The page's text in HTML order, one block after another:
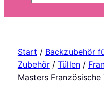
Start / Backzubehör
Zubehör/ Tüllen/
Masters Französische